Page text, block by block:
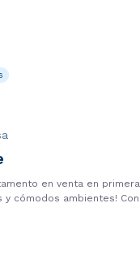
en venta en
y cómodos ambientes!